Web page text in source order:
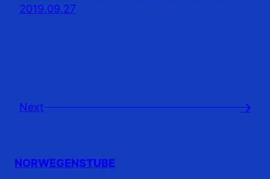
2019.09.27
Next →
NORWEGENSTUBE